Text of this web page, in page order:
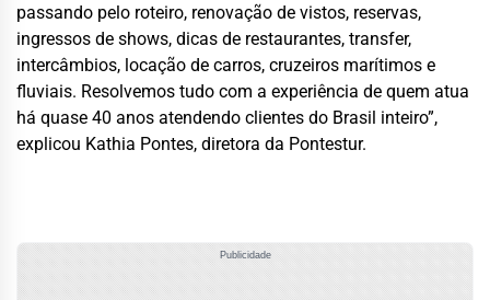
passando pelo roteiro, renovação de vistos, reservas,
ingressos de shows, dicas de restaurantes, transfer,
intercâmbios, locação de carros, cruzeiros marítimos e
fluviais. Resolvemos tudo com a experiência de quem atua
há quase 40 anos atendendo clientes do Brasil inteiro”,
explicou Kathia Pontes, diretora da Pontestur.
Publicidade